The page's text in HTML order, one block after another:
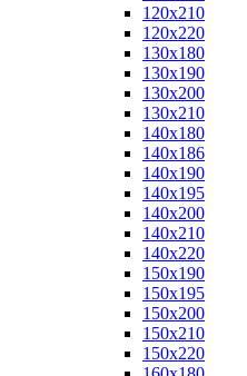
120x210
120x220
130x180
130x190
130x200
130x210
140x180
140x186
140x190
140x195
140x200
140x210
140x220
150x190
150x195
150x200
150x210
150x220